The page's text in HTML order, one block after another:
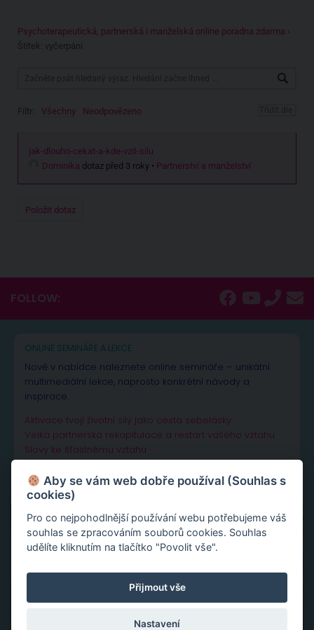
Psychoterapeutická, partnerská i manželská online poradna zdarma ›
Štítek: vyčerpání
Filtr: Všechny Neodpovězeno
jak-dlouho-cekat-a-kde-vzit-silu
Dominika dotaz před 3 roky • Partnerství a manželství
Položit dotaz
FOLLOW:
ONLINE SEMINÁŘE A LEKCE
Nově v nabídce naleznete online semináře – unikátní
multimediální lekce, naprosto konkrétní návody a
inspirace.
Aktivace tvojí životní síly jako cesta sebelásky
Velká partnerská rekapitulace a restart vašeho vztahu
Slovy ke šťastnému vztahu
Aby se vám web dobře používal (Souhlas s
cookies)
Pro co nejpohodlnější používání webu potřebujeme váš
souhlas se zpracováním souborů cookies. Souhlas
udělíte kliknutím na tlačítko "Povolit vše".
Přijmout vše
Nastavení